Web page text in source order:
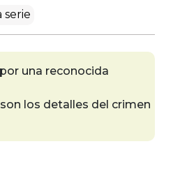
serie
una reconocida
los detalles del crimen